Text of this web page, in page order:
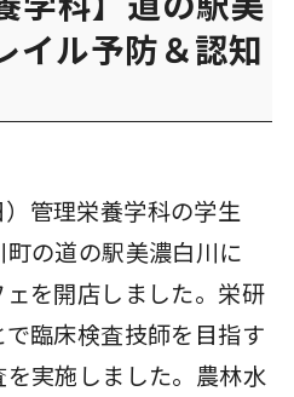
イル予防＆認知
管理栄養学科の学生
の道の駅美濃白川に
を開店しました。栄研
臨床検査技師を目指す
実施しました。農林水